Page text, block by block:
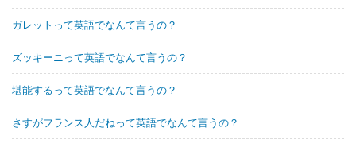
ガレットって英語でなんて言うの？
ズッキーニって英語でなんて言うの？
堪能するって英語でなんて言うの？
さすがフランス人だねって英語でなんて言うの？